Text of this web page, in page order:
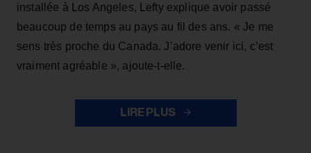
installée à Los Angeles, Lefty explique avoir passé
beaucoup de temps au pays au fil des ans. « Je me
sens très proche du Canada. J’adore venir ici, c’est
vraiment agréable », ajoute-t-elle.
LIRE PLUS